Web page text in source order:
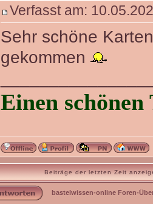
Verfasst am:
Sehr schöne
gekommen
Einen
Beiträge der letzten Zeit
bastelwissen-online Foren-